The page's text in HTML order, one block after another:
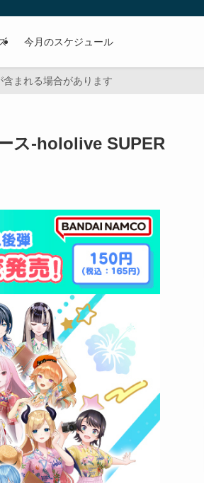
今月のスケジュール
まれる場合があります
ス-hololive SUPER